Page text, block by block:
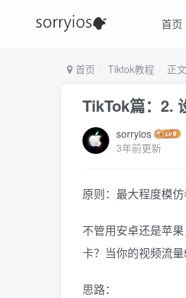
首页
首页 Tiktok教程 正文
TikTok篇：2.
sorryios
3年前更新
原则：最大程度模
不管用安卓还是苹
卡？当你的视频流
思路：